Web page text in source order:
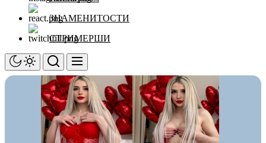
ЗНАМЕНИТОСТИ
СТРИМЕРШИ